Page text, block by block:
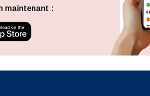
Fermer la fenêtre contextuelle
maintenant :